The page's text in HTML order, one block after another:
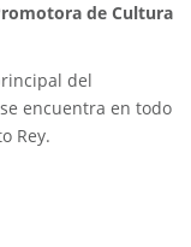
de Cultura
del
encuentra en todo
Rey.